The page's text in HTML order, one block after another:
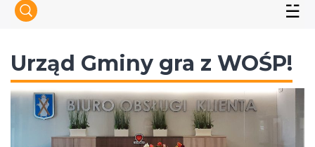
☱
Urząd Gminy gra z WOŚP!